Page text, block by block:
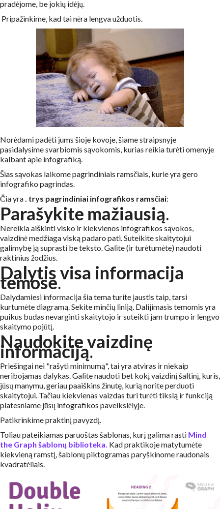
pradėjome, be jokių idėjų.
Pripažinkime, kad tai nėra lengva užduotis.
Norėdami padėti jums šioje kovoje, šiame straipsnyje
pasidalysime svarbiomis sąvokomis, kurias reikia turėti omenyje
kalbant apie infografiką.
Šias sąvokas laikome pagrindiniais ramsčiais, kurie yra gero
infografiko pagrindas.
Čia yra. trys pagrindiniai infografikos ramsčiai:
Parašykite mažiausią.
Nereikia aiškinti visko ir kiekvienos infografikos sąvokos,
vaizdinė medžiaga viską padaro pati. Suteikite skaitytojui
galimybę ją suprasti be teksto. Galite (ir turėtumėte) naudoti
raktinius žodžius.
Dalytis visa informacija
temose.
Dalydamiesi informacija šia tema turite jaustis taip, tarsi
kurtumėte diagramą. Sekite minčių liniją. Dalijimasis temomis yra
puikus būdas nevarginti skaitytojo ir suteikti jam trumpo ir lengvo
skaitymo pojūtį.
Naudokite vaizdinę
informaciją.
Priešingai nei "rašyti minimumą", tai yra atviras ir niekaip
neribojamas dalykas. Galite naudoti bet kokį vaizdinį šaltinį, kuris,
jūsų manymu, geriau paaiškins žinutę, kurią norite perduoti
skaitytojui. Tačiau kiekvienas vaizdas turi turėti tikslą ir funkciją
platesniame jūsų infografikos paveikslėlyje.
Patikrinkime praktinį pavyzdį.
Toliau pateikiamas paruoštas šablonas, kurį galima rasti Mind
the Graph šablonų biblioteka. Kad praktikoje matytumėte
kiekvieną ramstį, šablonų piktogramas paryškinome raudonais
kvadratėliais.